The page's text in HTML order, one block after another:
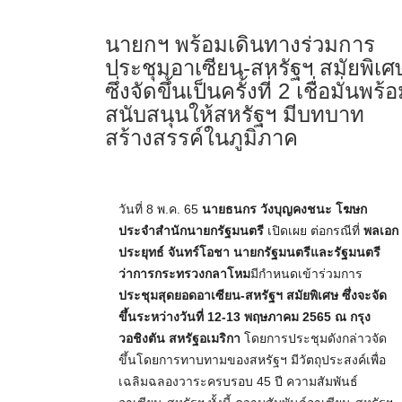
นายกฯ พร้อมเดินทางร่วมการ
ประชุมอาเซียน-สหรัฐฯ สมัยพิเศ
ซึ่งจัดขึ้นเป็นครั้งที่ 2 เชื่อมั่นพร้
สนับสนุนให้สหรัฐฯ มีบทบาท
สร้างสรรค์ในภูมิภาค
วันที่ 8 พ.ค. 65 นายธนกร วังบุญคงชนะ โฆษก
ประจำสำนักนายกรัฐมนตรี เปิดเผย ต่อกรณีที่ พลเอก
ประยุทธ์ จันทร์โอชา นายกรัฐมนตรีและรัฐมนตรี
ว่าการกระทรวงกลาโหมมีกำหนดเข้าร่วมการ
ประชุมสุดยอดอาเซียน-สหรัฐฯ สมัยพิเศษ ซึ่งจะจัด
ขึ้นระหว่างวันที่ 12-13 พฤษภาคม 2565 ณ กรุง
วอชิงตัน สหรัฐอเมริกา โดยการประชุมดังกล่าวจัด
ขึ้นโดยการทาบทามของสหรัฐฯ มีวัตถุประสงค์เพื่อ
เฉลิมฉลองวาระครบรอบ 45 ปี ความสัมพันธ์